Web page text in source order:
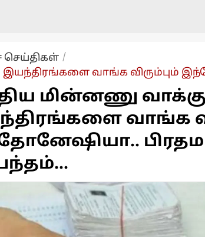
செய்திகள்
இயந்திரங்களை வாங்க விரும்பும்
மின்னணு
வாங்க